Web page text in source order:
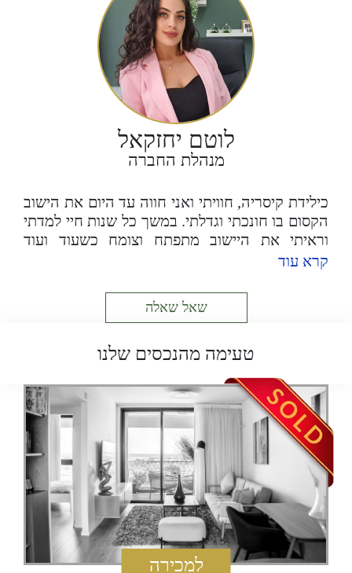
לוטם יחזקאל
מנהלת החברה
כילידת קיסריה, חוויתי ואני חווה עד היום את הישוב
הקסום בו חונכתי וגדלתי. במשך כל שנות חיי למדתי
וראיתי את היישוב מתפתח וצומח כשעוד ועוד
אנשים בחרו להיות חלק מהקהילה.
חיפשתי מקום בו אוכל לשלב את אהבת האדם
שעליה חונכתי ומצאתי מהר כי הידע הרחב שלי על
זוכה לפגוש אנשים שונים ומגוונים מכל העולם
קרא עוד
שאל שאלה
טעימה מהנכסים שלנו
למכירה